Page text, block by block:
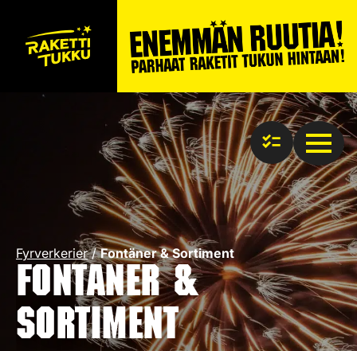
Fyrverkerier / Fontäner & Sortiment
Fontäner &
Sortiment